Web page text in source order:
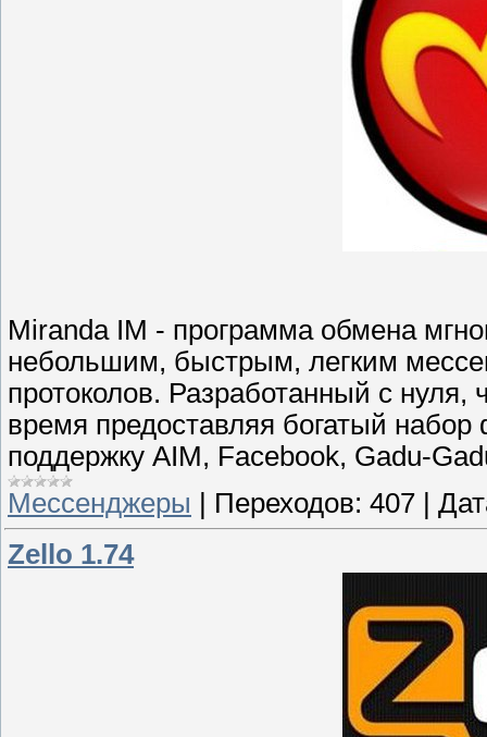
Miranda IM - программа обмена
небольшим, быстрым, легким
протоколов. Разработанный с
время предоставляя богатый
поддержку AIM, Facebook, Gadu-
Мессенджеры | Переходов: 407 |
Zello 1.74